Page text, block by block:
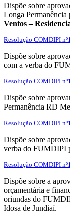
Dispõe sobre
Longa Permanência
Ventos –
Resolução COMDIPI
Dispõe sobre
com a verba do
Resolução COMDIPI
Dispõe sobre
Permanência RD
Resolução COMDIPI
Dispõe sobre
verba do FUMDIPI
Resolução COMDIPI
Dispõe sobre a
orçamentária e
oriundas do
Idosa de Jundiaí.